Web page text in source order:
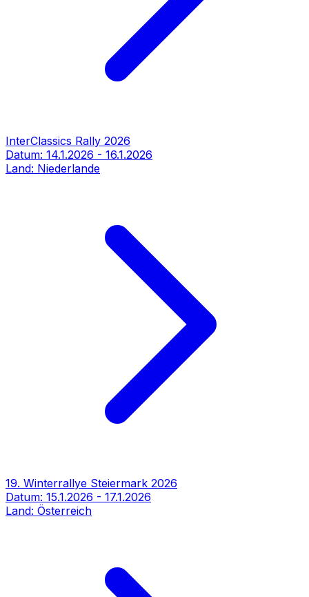
InterClassics Rally 2026
Datum: 14.1.2026 - 16.1.2026
Land: Niederlande
19. Winterrallye Steiermark 2026
Datum: 15.1.2026 - 17.1.2026
Land: Österreich